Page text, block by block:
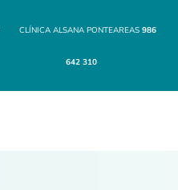
CLÍNICA ALSANA PONTEAREAS 986
642 310